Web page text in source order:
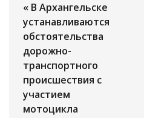
« В Архангельске
устанавливаются
обстоятельства
дорожно-
транспортного
происшествия с
участием
мотоцикла